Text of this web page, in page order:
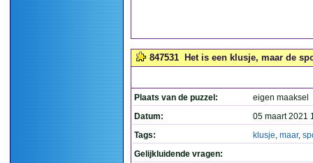
847531 Het is een klusje, maar de
Plaats van de puzzel:
eigen maaksel
Datum:
05 maart 2021
Tags:
klusje, maar,
Gelijkluidende vragen: